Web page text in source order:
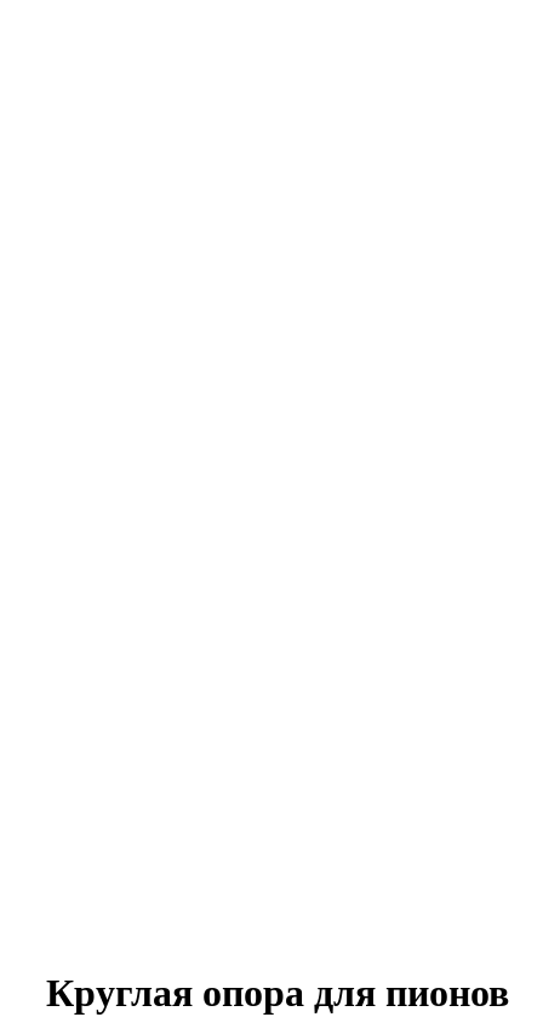
Круглая опора для пионов